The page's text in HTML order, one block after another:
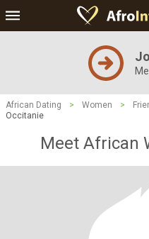
African Dating > Women >
Occitanie
Meet African